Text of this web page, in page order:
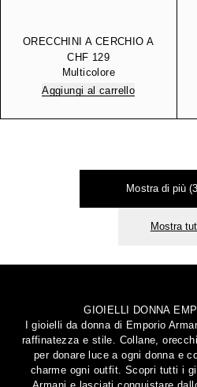
ORECCHINI A CERCHIO A
CUORE
CHF 129
Multicolore
Aggiungi al carrello
Mostra di più
Mostra
GIOIELLI DONNA
I gioielli da donna di Emporio
raffinatezza e stile. Collane,
per donare luce a ogni donna e
charme ogni outfit. Scopri tutti i